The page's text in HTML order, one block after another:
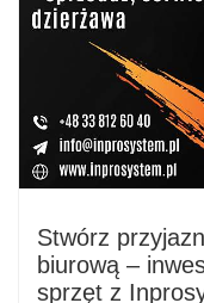
Stwórz
biurową –
sprzęt z